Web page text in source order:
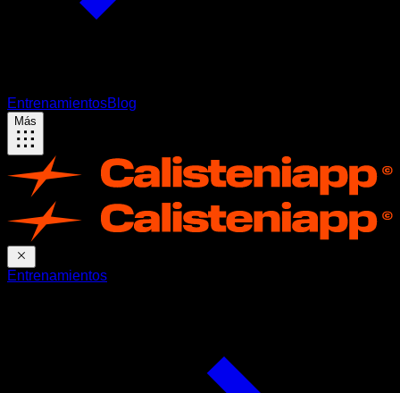
EntrenamientosBlog
Más
Entrenamientos